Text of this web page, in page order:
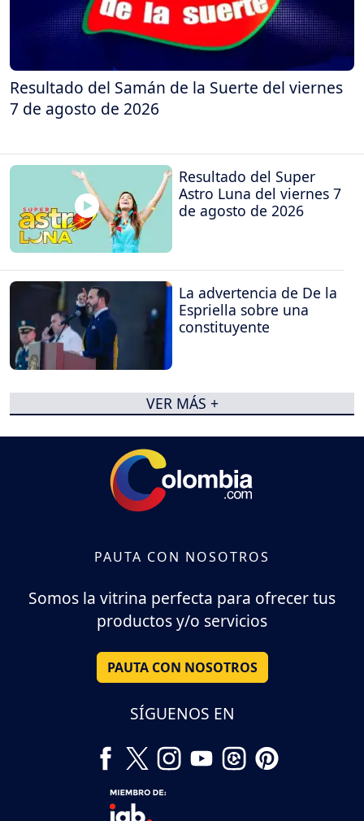
Resultado del Samán de la Suerte del viernes
7 de agosto de 2026
Resultado del Super
Astro Luna del viernes 7
de agosto de 2026
La advertencia de De la
Espriella sobre una
constituyente
VER MÁS +
PAUTA CON NOSOTROS
Somos la vitrina perfecta para ofrecer tus
productos y/o servicios
PAUTA CON NOSOTROS
SÍGUENOS EN